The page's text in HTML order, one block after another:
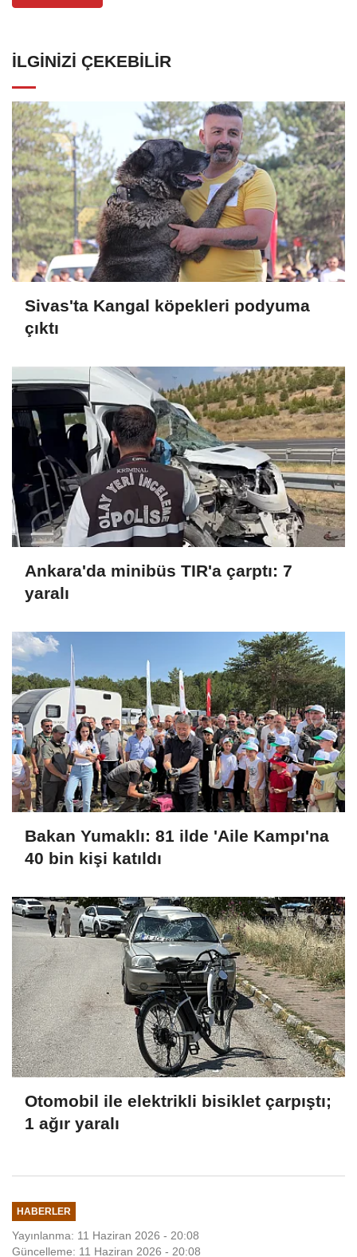
İLGINIZI ÇEKEBILIR
Sivas'ta Kangal köpekleri podyuma
çıktı
Ankara'da minibüs TIR'a çarptı: 7
yaralı
Bakan Yumaklı: 81 ilde 'Aile Kampı'na
40 bin kişi katıldı
Otomobil ile elektrikli bisiklet çarpıştı;
1 ağır yaralı
HABERLER
Yayınlanma: 11 Haziran 2026 - 20:08
Güncelleme: 11 Haziran 2026 - 20:08